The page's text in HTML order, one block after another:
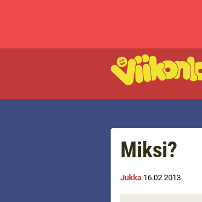
Miksi?
Jukka 16.02.2013